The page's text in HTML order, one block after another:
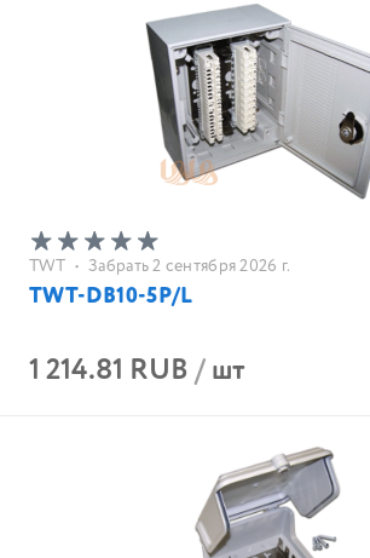
TWT • Забрать 2 сентября 2026 г.
TWT-DB10-5P/L
1 214.81 RUB/шт